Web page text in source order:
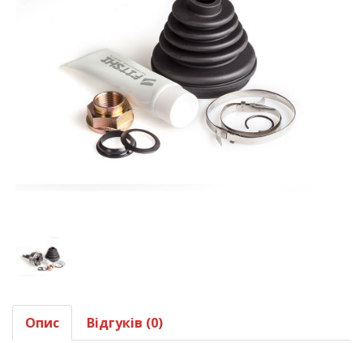
Опис Відгуків (0)